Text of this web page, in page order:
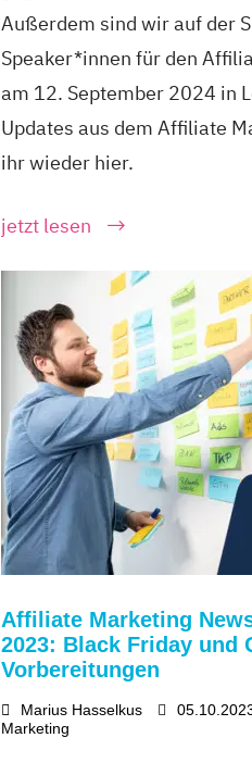
Außerdem sind wir auf der
Speaker*innen für den
am 12. September 2024 in
Updates aus dem Affiliate
ihr wieder hier.
jetzt lesen
Affiliate Marketing
2023: Black Friday und
Vorbereitungen
Marius Hasselkus
Marketing